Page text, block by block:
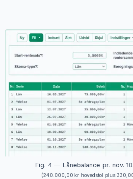
Fig. 4 — Lånebalance pr. nov. 10:
(240.000,00 kr hovedstol plus